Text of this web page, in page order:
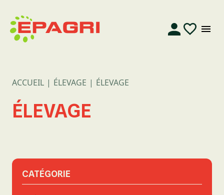
ACCUEIL ÉLEVAGE ÉLEVAGE
ÉLEVAGE
CATÉGORIE